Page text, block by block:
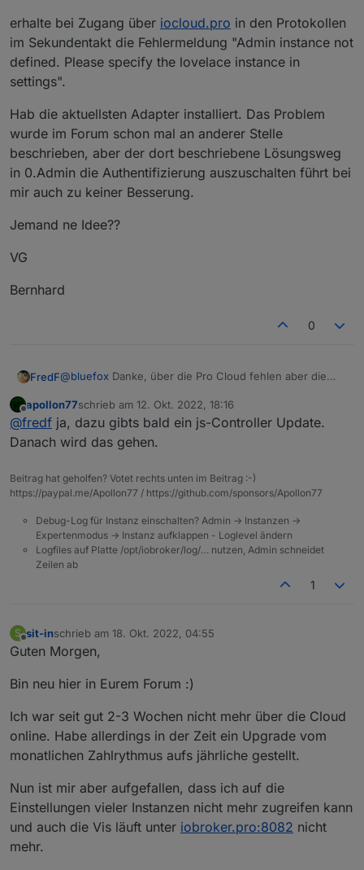
erhalte bei Zugang über iocloud.pro in den Protokollen
im Sekundentakt die Fehlermeldung "Admin instance not
defined. Please specify the lovelace instance in
settings".
Hab die aktuellsten Adapter installiert. Das Problem
wurde im Forum schon mal an anderer Stelle
beschrieben, aber der dort beschriebene Lösungsweg
in 0.Admin die Authentifizierung auszuschalten führt bei
mir auch zu keiner Besserung.
Jemand ne Idee??
VG
Bernhard
0
FredF@bluefox Danke, über die Pro Cloud fehlen aber die
Edit: Verhalten gleich bei Edge und Firefox, Chrome
zeigt weiterhin keine Einstellmöglichkeit.
Offline
apollon77schrieb am 12. Okt. 2022, 18:16
zuletzt editiert von
@fredf ja, dazu gibts bald ein js-Controller Update.
Danach wird das gehen.
Beitrag hat geholfen? Votet rechts unten im Beitrag :-)
https://paypal.me/Apollon77 / https://github.com/sponsors/Apollon77
Debug-Log für Instanz einschalten? Admin -> Instanzen ->
Expertenmodus -> Instanz aufklappen - Loglevel ändern
Logfiles auf Platte /opt/iobroker/log/… nutzen, Admin schneidet
Zeilen ab
1
S
Offline
sit-inschrieb am 18. Okt. 2022, 04:55
zuletzt editiert von
Guten Morgen,
Bin neu hier in Eurem Forum :)
Ich war seit gut 2-3 Wochen nicht mehr über die Cloud
online. Habe allerdings in der Zeit ein Upgrade vom
monatlichen Zahlrythmus aufs jährliche gestellt.
Nun ist mir aber aufgefallen, dass ich auf die
Einstellungen vieler Instanzen nicht mehr zugreifen kann
und auch die Vis läuft unter iobroker.pro:8082 nicht
mehr.